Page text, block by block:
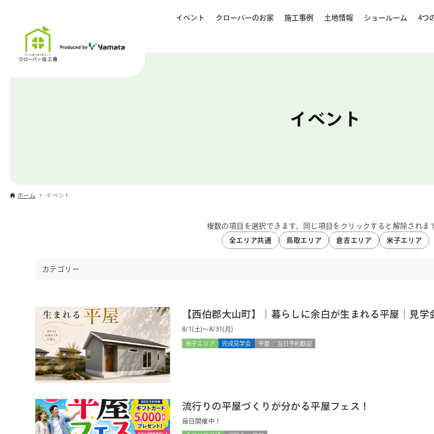
イベント クローバーのお家 施工事例 土地情報 ショールーム 4つ
イベント
ホーム イベント
複数の項目を選択できます。同じ項目をクリックすると解除されま
全エリア共通 鳥取エリア 倉吉エリア 米子エリア
カテゴリー
【西伯郡大山町】｜暮らしに余白が生まれる平屋｜見学
8/1(土)〜8/31(月)
米子エリア 完成見学会 平屋 当日予約歓迎
流行りの平屋づくりが分かる平屋フェス！
毎日開催中！